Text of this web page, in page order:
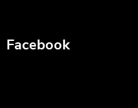
Facebook